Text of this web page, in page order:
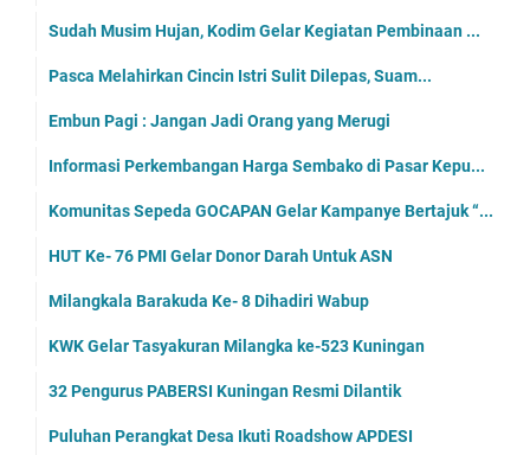
Sudah Musim Hujan, Kodim Gelar Kegiatan Pembinaan ...
Pasca Melahirkan Cincin Istri Sulit Dilepas, Suam...
Embun Pagi : Jangan Jadi Orang yang Merugi
Informasi Perkembangan Harga Sembako di Pasar Kepu...
Komunitas Sepeda GOCAPAN Gelar Kampanye Bertajuk “...
HUT Ke- 76 PMI Gelar Donor Darah Untuk ASN
Milangkala Barakuda Ke- 8 Dihadiri Wabup
KWK Gelar Tasyakuran Milangka ke-523 Kuningan
32 Pengurus PABERSI Kuningan Resmi Dilantik
Puluhan Perangkat Desa Ikuti Roadshow APDESI